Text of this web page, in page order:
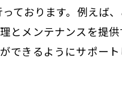
ております。例えば
とメンテナンスを提
できるようにサポー